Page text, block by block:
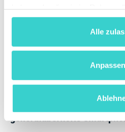
gesammelt haben.
Alle
Anpassen
generalüberholte